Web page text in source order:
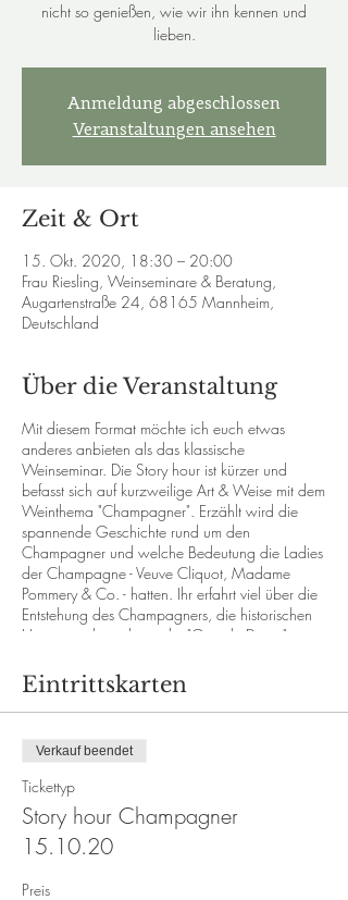
nicht so genießen, wie wir ihn kennen und
lieben.
Anmeldung abgeschlossen
Veranstaltungen ansehen
Zeit & Ort
15. Okt. 2020, 18:30 – 20:00
Frau Riesling, Weinseminare & Beratung,
Augartenstraße 24, 68165 Mannheim,
Deutschland
Über die Veranstaltung
Mit diesem Format möchte ich euch etwas
anderes anbieten als das klassische
Weinseminar. Die Story hour ist kürzer und
befasst sich auf kurzweilige Art & Weise mit dem
Weinthema "Champagner". Erzählt wird die
spannende Geschichte rund um den
Champagner und welche Bedeutung die Ladies
der Champagne - Veuve Cliquot, Madame
Pommery & Co. - hatten. Ihr erfahrt viel über die
Entstehung des Champagners, die historischen
Hintergründe und wie die "Grande Dame" zu
Unternehmerinnen im 19. Jahrhundert wurde.
Die richtige Einstimmung bevor ihr zum Essen
geht oder einen vergnüglichen Abend startet.
Das Seminar dauert ca. 1,5 Std. Im Preis
inklusive ist der Vortrag, Aperitif, 2 Premium
Champagner und Wasser. Wir sind eine kleine,
feine Gruppe von max. 8 Personen. Teilnahme
ab 18 Jahre.
von 6 Teilnehmern erforderlich. Falls diese nicht
Eintrittskarten
Verkauf beendet
Tickettyp
Story hour Champagner
15.10.20
Preis